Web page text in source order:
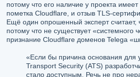
потому что его наличие у проекта
пометка Cloudflare, и отзыв TLS-
Ещё один опрошенный эксперт считает,
потому что не существует
признание Cloudflare доменов Telega
«Если бы причина основания для
Transport Security (ATS)
стало доступным. Речь не про